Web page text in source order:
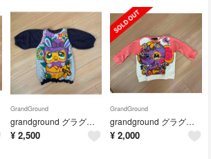
GrandGround
grandground グラグラ Tシャツ
¥ 2,500
GrandGround
grandground グラグラ 長袖 Tシャツ
¥ 2,000